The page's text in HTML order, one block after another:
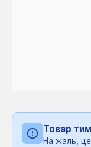
Товар
На жаль,